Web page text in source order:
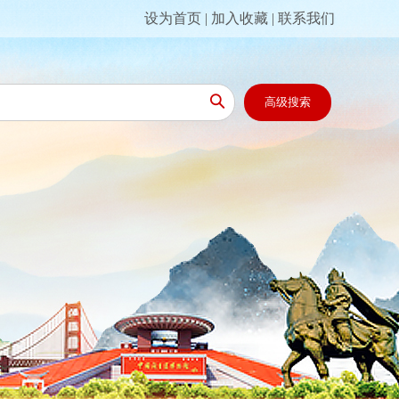
设为首页 | 加入收藏 | 联系我们
 高级搜索